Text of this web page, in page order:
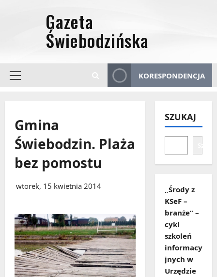
Menu
KORESPONDENCJA
Gmina
Świebodzin. Plaża
bez pomostu
wtorek, 15 kwietnia 2014
SZUKAJ
„Środy z
KSeF –
branże” –
cykl
szkoleń
informacy
jnych w
Urzędzie